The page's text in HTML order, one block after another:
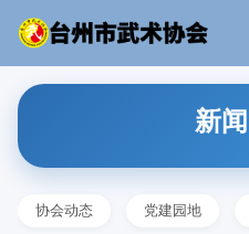
新
协会动态 党建园地